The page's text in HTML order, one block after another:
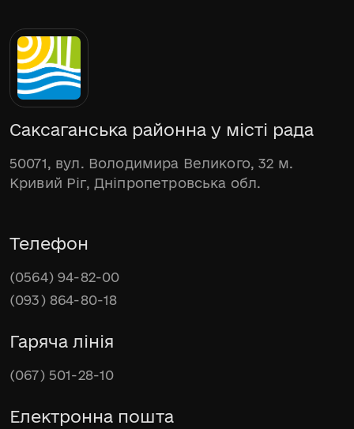
Саксаганська районна у місті рада
50071, вул. Володимира Великого, 32 м.
Кривий Ріг, Дніпропетровська обл.
Телефон
(0564) 94-82-00
(093) 864-80-18
Гаряча лінія
(067) 501-28-10
Електронна пошта